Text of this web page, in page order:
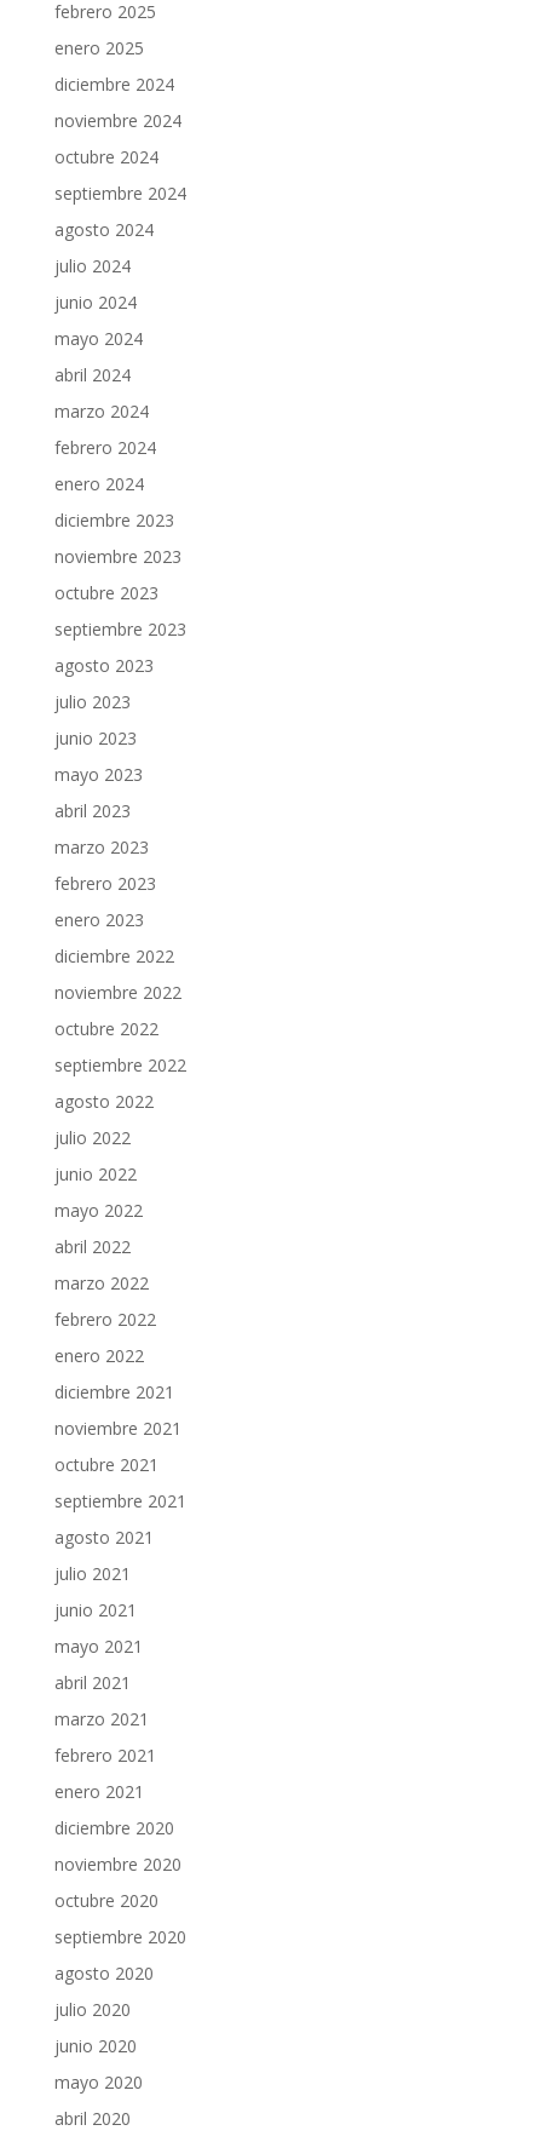
febrero 2025
enero 2025
diciembre 2024
noviembre 2024
octubre 2024
septiembre 2024
agosto 2024
julio 2024
junio 2024
mayo 2024
abril 2024
marzo 2024
febrero 2024
enero 2024
diciembre 2023
noviembre 2023
octubre 2023
septiembre 2023
agosto 2023
julio 2023
junio 2023
mayo 2023
abril 2023
marzo 2023
febrero 2023
enero 2023
diciembre 2022
noviembre 2022
octubre 2022
septiembre 2022
agosto 2022
julio 2022
junio 2022
mayo 2022
abril 2022
marzo 2022
febrero 2022
enero 2022
diciembre 2021
noviembre 2021
octubre 2021
septiembre 2021
agosto 2021
julio 2021
junio 2021
mayo 2021
abril 2021
marzo 2021
febrero 2021
enero 2021
diciembre 2020
noviembre 2020
octubre 2020
septiembre 2020
agosto 2020
julio 2020
junio 2020
mayo 2020
abril 2020